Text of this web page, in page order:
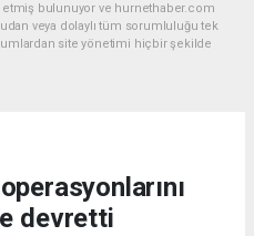
etmiş bulunuyor ve hurnethaber.com
veya dolaylı tüm sorumluluğu tek
site yönetimi hiçbir şekilde
devretti